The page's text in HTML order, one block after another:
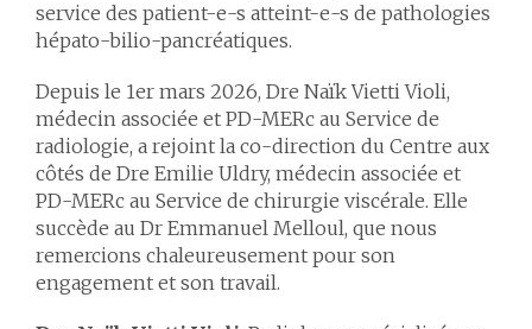
service des patient-e-s atteint-e-s de pathologies
hépato-bilio-pancréatiques.
Depuis le 1er mars 2026, Dre Naïk Vietti Violi,
médecin associée et PD-MERc au Service de
radiologie, a rejoint la co-direction du Centre aux
côtés de Dre Emilie Uldry, médecin associée et
PD-MERc au Service de chirurgie viscérale. Elle
succède au Dr Emmanuel Melloul, que nous
remercions chaleureusement pour son
engagement et son travail.